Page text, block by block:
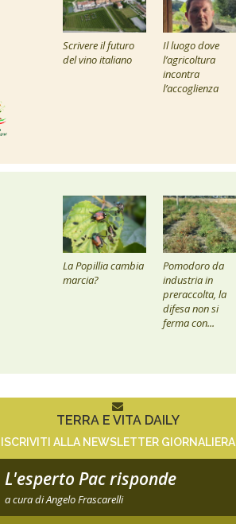
Scrivere il futuro
del vino italiano
Il luogo dove
l’agricoltura
incontra
l’accoglienza
La Popillia cambia
marcia?
Pomodoro da
industria in
preraccolta, la
difesa non si
ferma con...
TERRA E VITA DAILY
ISCRIVITI ALLA NEWSLETTER GIORNALIERA
L'esperto Pac risponde
a cura di Angelo Frascarelli